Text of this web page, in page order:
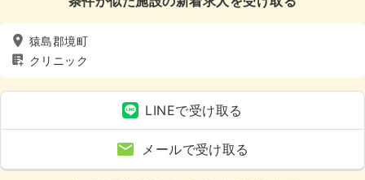
猿島郡境町
クリニック
LINEで受け取る
メールで受け取る